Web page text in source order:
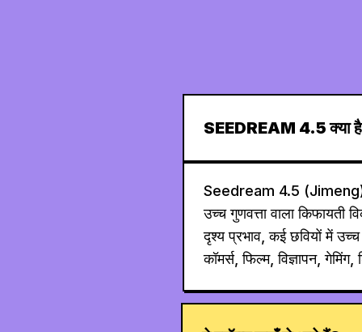
SEEDREAM 4.5 क्या
Seedream 4.5
उच्च गुणवत्ता वाला
दृश्य प्रभाव, कई छवियों में
कॉमर्स, फिल्म, विज्ञापन,